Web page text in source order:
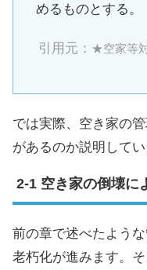
めるものとする。
引用元： ★空家等
では実際、空き家の
があるのか説明してい
空き家の倒壊に
前の章で述べたよう
老朽化が進みます。